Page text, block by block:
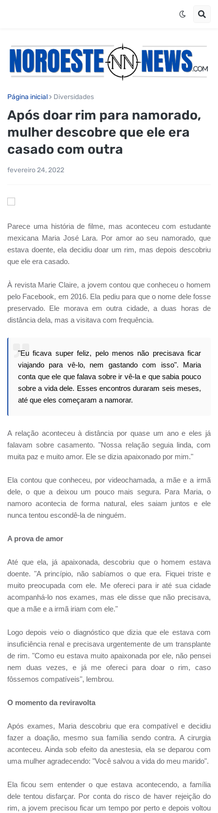
Página inicial Diversidades
Após doar rim para namorado,
mulher descobre que ele era
casado com outra
fevereiro 24, 2022
Parece uma história de filme, mas aconteceu com estudante
mexicana Maria José Lara. Por amor ao seu namorado, que
estava doente, ela decidiu doar um rim, mas depois descobriu
que ele era casado.
À revista Marie Claire, a jovem contou que conheceu o homem
pelo Facebook, em 2016. Ela pediu para que o nome dele fosse
preservado. Ele morava em outra cidade, a duas horas de
distância dela, mas a visitava com frequência.
"Eu ficava super feliz, pelo menos não precisava ficar
viajando para vê-lo, nem gastando com isso". Maria
conta que ele que falava sobre ir vê-la e que sabia pouco
sobre a vida dele. Esses encontros duraram seis meses,
até que eles começaram a namorar.
A relação aconteceu à distância por quase um ano e eles já
falavam sobre casamento. "Nossa relação seguia linda, com
muita paz e muito amor. Ele se dizia apaixonado por mim."
Ela contou que conheceu, por videochamada, a mãe e a irmã
dele, o que a deixou um pouco mais segura. Para Maria, o
namoro acontecia de forma natural, eles saiam juntos e ele
nunca tentou escondê-la de ninguém.
A prova de amor
Até que ela, já apaixonada, descobriu que o homem estava
doente. "A princípio, não sabíamos o que era. Fiquei triste e
muito preocupada com ele. Me ofereci para ir até sua cidade
acompanhá-lo nos exames, mas ele disse que não precisava,
que a mãe e a irmã iriam com ele."
Logo depois veio o diagnóstico que dizia que ele estava com
insuficiência renal e precisava urgentemente de um transplante
de rim. "Como eu estava muito apaixonada por ele, não pensei
nem duas vezes, e já me ofereci para doar o rim, caso
fôssemos compatíveis", lembrou.
O momento da reviravolta
Após exames, Maria descobriu que era compatível e decidiu
fazer a doação, mesmo sua família sendo contra. A cirurgia
aconteceu. Ainda sob efeito da anestesia, ela se deparou com
uma mulher agradecendo: "Você salvou a vida do meu marido".
Ela ficou sem entender o que estava acontecendo, a família
dele tentou disfarçar. Por conta do risco de haver rejeição do
rim, a jovem precisou ficar um tempo por perto e depois voltou